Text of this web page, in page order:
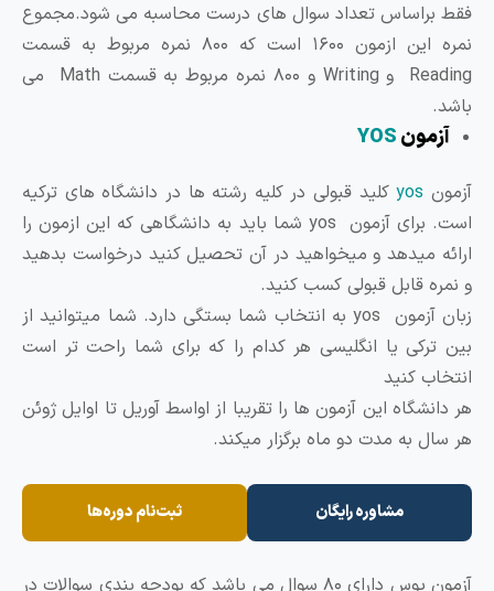
تعداد سوال های درست محاسبه می شود.مجموع
نمره این ازمون ۱۶۰۰ است که ۸۰۰ نمره مربوط به قسمت
Reading و Writing و ۸۰۰ نمره مربوط به قسمت Math می
YOS
yosکلید قبولی در کلیه رشته ها در دانشگاه های ترکیه
است. برای آزمون yos شما باید به دانشگاهی که این ازمون را
میدهد و میخواهید در آن تحصیل کنید درخواست بدهید
قابل قبولی کسب کنید.
زبان آزمون yos به انتخاب شما بستگی دارد. شما میتوانید از
یا انگلیسی هر کدام را که برای شما راحت تر است
کنید
این آزمون ها را تقریبا از اواسط آوریل تا اوایل ژوئن
به مدت دو ماه برگزار میکند.
مشاوره رایگان ثبت‌نام دوره‌ها
آزمون یوس دارای ۸۰ سوال می باشد که بودجه بندی سوالات در